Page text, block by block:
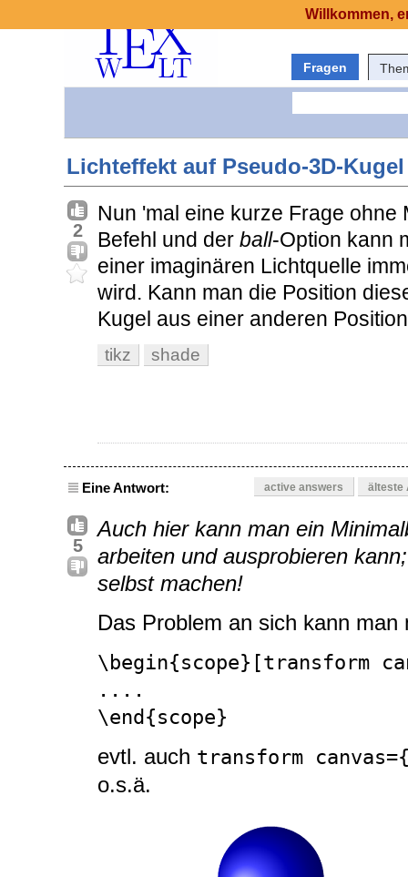
Fragen
Lichteffekt auf Pseudo-3D-Kugel
2
Nun 'mal eine kurze Frage
Befehl und der ball-Option kann
einer imaginären Lichtquelle
wird. Kann man die Position
Kugel aus einer anderen
tikz shade
Eine Antwort: active answers älteste
5
Auch hier kann man ein
arbeiten und ausprobieren
selbst machen!
Das Problem an sich kann
\begin{scope}[transform
....
\end{scope}
evtl. auch transform
o.s.ä.
Willkommen,